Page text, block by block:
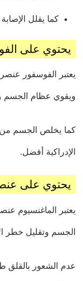
كما يقلل
يحتوي على
يعتبر الفوسفور
ويقوي عظام الجسم
كما يخلص الجسم من
الإدراكية أفضل.
يحتوي على
يعتبر الماغنسيوم
الجسم وتقليل خطر
عدم الشعور بالقلق